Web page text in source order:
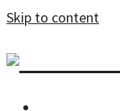
Skip to content